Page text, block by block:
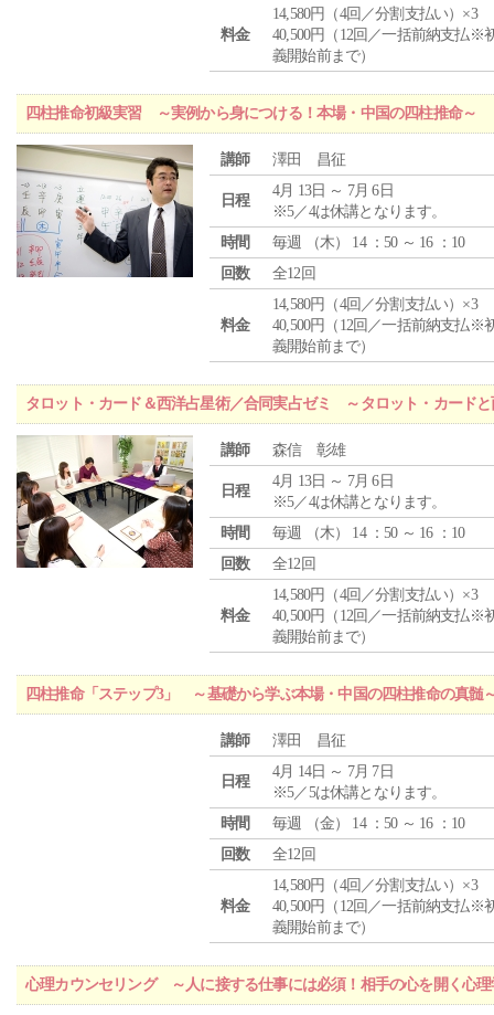
料金
14,580円（4回／分割支払い）×3
40,500円（12回／一括前納支払※
義開始前まで）
四柱推命初級実習 ～実例から身につける！本場・中国の四柱推命～
講師 澤田 昌征
日程
4月 13日 ～ 7月 6日
※5／4は休講となります。
時間
毎週 （木） 14 ：50 ～ 16 ：10
回数
全12回
料金
14,580円（4回／分割支払い）×3
40,500円（12回／一括前納支払※
義開始前まで）
タロット・カード＆西洋占星術／合同実占ゼミ ～タロット・カード
講師 森信 彰雄
日程
4月 13日 ～ 7月 6日
※5／4は休講となります。
時間
毎週 （木） 14 ：50 ～ 16 ：10
回数
全12回
料金
14,580円（4回／分割支払い）×3
40,500円（12回／一括前納支払※
義開始前まで）
四柱推命「ステップ3」 ～基礎から学ぶ本場・中国の四柱推命の真髄
講師 澤田 昌征
日程
4月 14日 ～ 7月 7日
※5／5は休講となります。
時間
毎週 （金） 14 ：50 ～ 16 ：10
回数
全12回
料金
14,580円（4回／分割支払い）×3
40,500円（12回／一括前納支払※
義開始前まで）
心理カウンセリング ～人に接する仕事には必須！相手の心を開く心理